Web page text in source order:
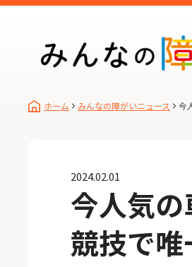
ホーム みんなの障がいニュース 今
2024.02.01
今人気
競技で